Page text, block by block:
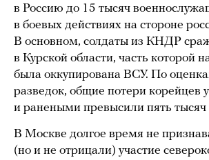
в Россию до 15 тысяч
в боевых действиях на стороне
В основном, солдаты из КНДР
в Курской области, часть которой
была оккупирована ВСУ. По
разведок, общие потери корейцев
и ранеными превысили пять тысяч
В Москве долгое время не
(но и не отрицали) участие